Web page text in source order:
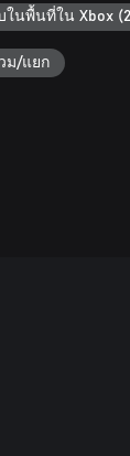
นพื้นที่ใน Xbox
ม/แยก